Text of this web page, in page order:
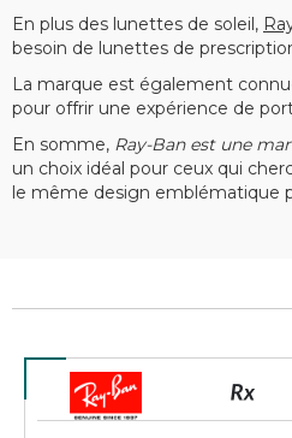
En plus des lunettes de soleil,
besoin de lunettes de
La marque est également
pour offrir une expérience de
En somme, Ray-Ban est une
un choix idéal pour ceux qui
le même design emblématique